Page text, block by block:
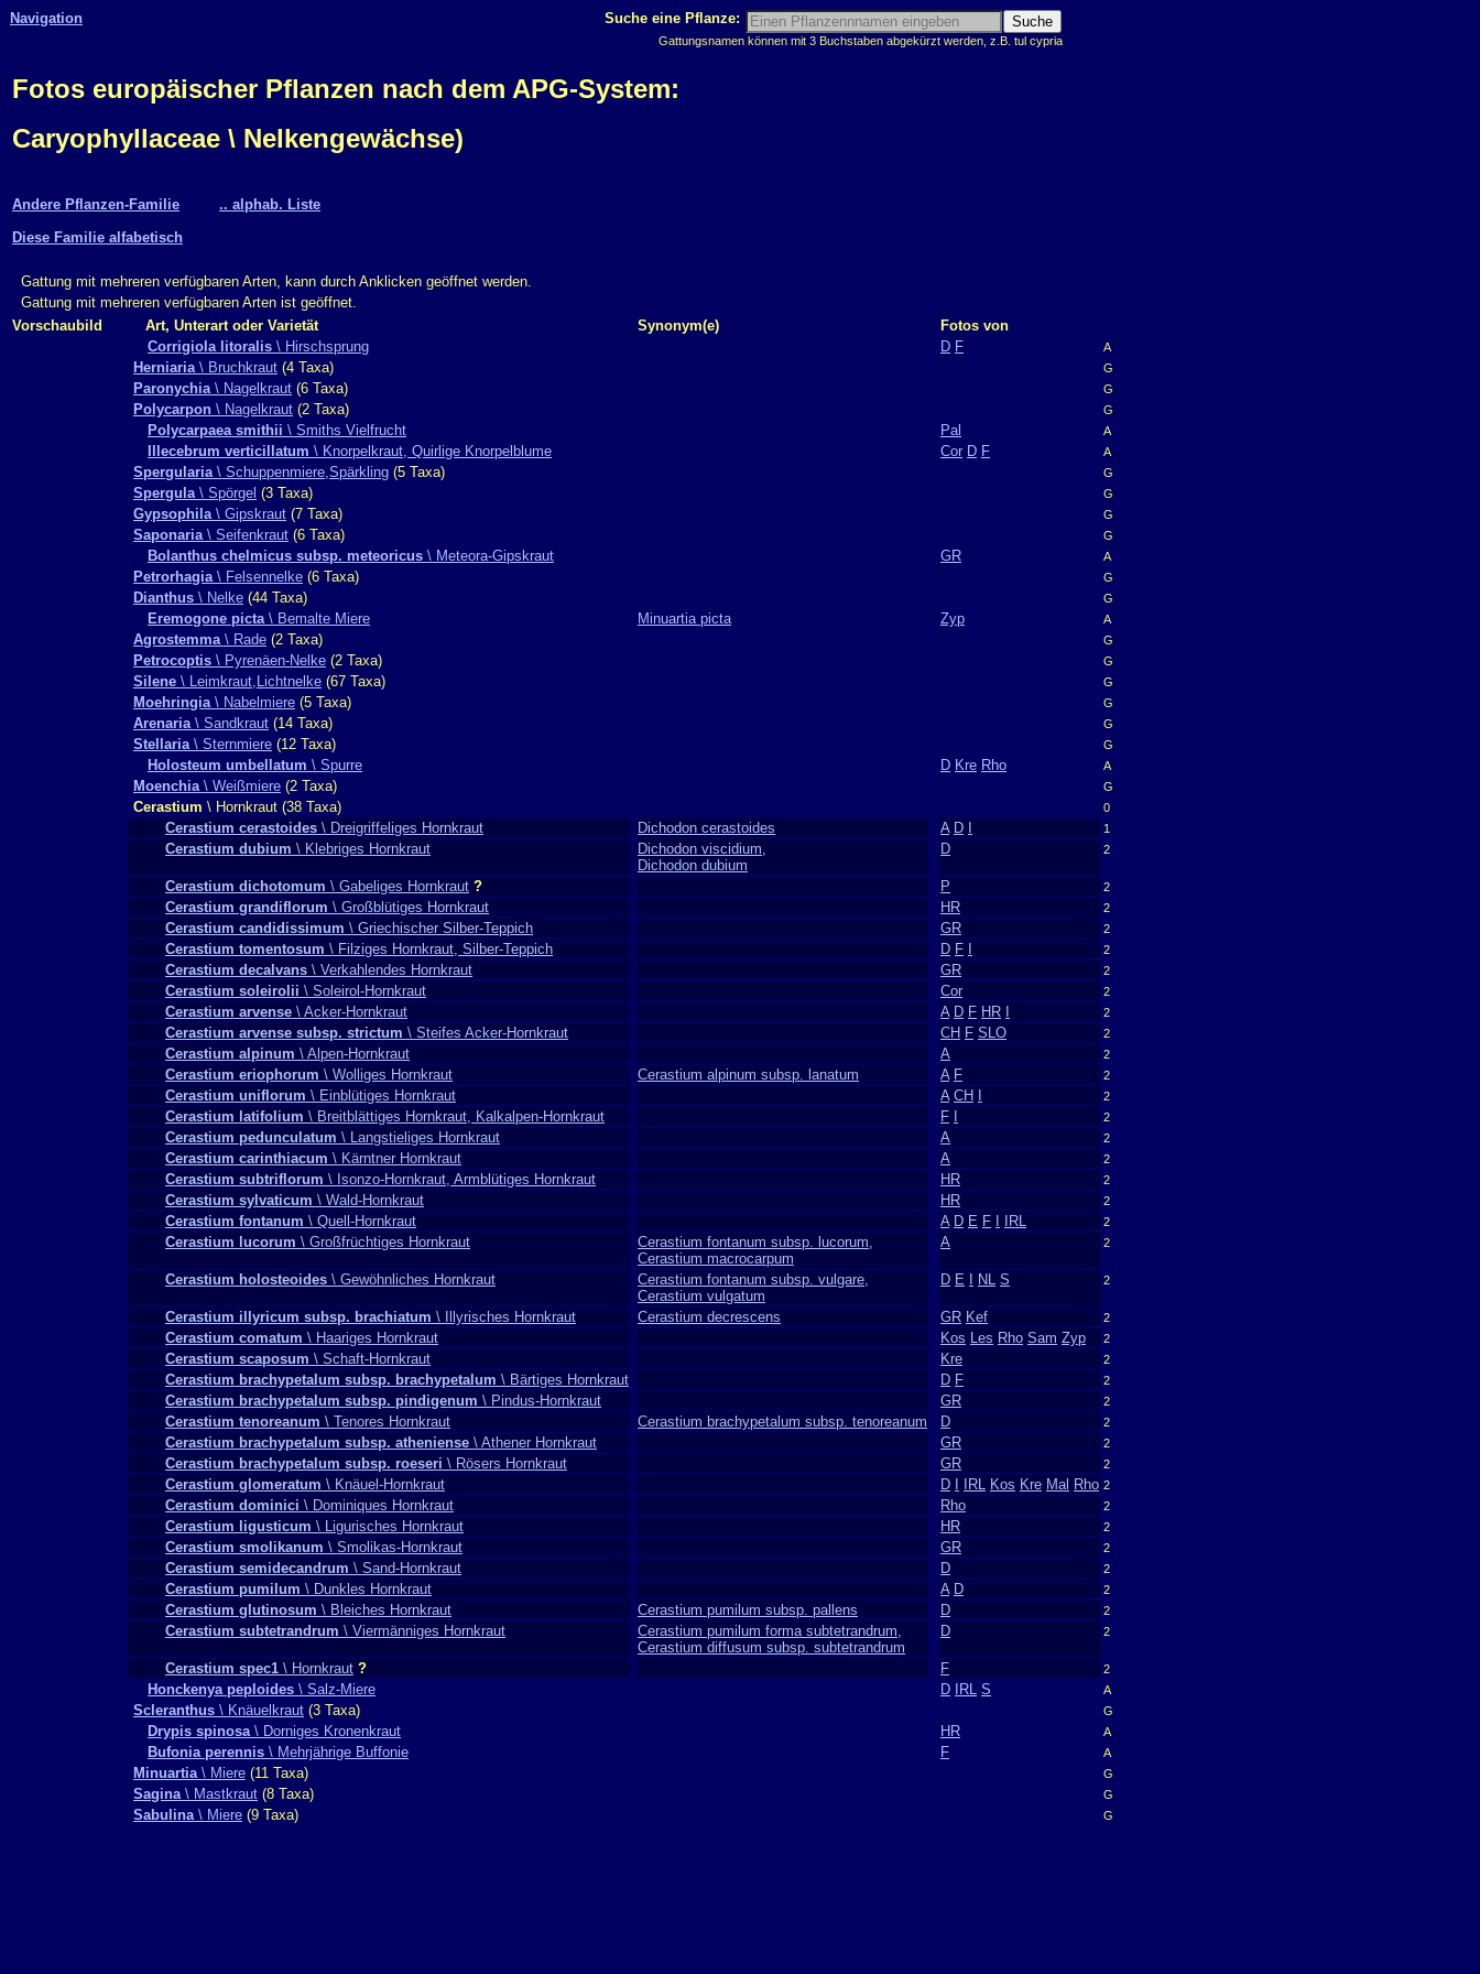
Navigation Suche eine Pflanze:
Gattungsnamen können mit 3 Buchstaben abgekürzt werden, z.B. tul cypria
Fotos europäischer Pflanzen nach dem APG-System:
Caryophyllaceae \ Nelkengewächse)
Andere Pflanzen-Familie
.. alphab. Liste
Diese Familie alfabetisch
Gattung mit mehreren verfügbaren Arten, kann durch Anklicken geöffnet werden.
Gattung mit mehreren verfügbaren Arten ist geöffnet.
Vorschaubild
Art, Unterart oder Varietät Synonym(e)
Fotos von
Corrigiola litoralis \ Hirschsprung D F A
Herniaria\ Bruchkraut (4 Taxa) G
Paronychia\ Nagelkraut (6 Taxa) G
Polycarpon \ Nagelkraut (2 Taxa) G
Polycarpaea smithii \ Smiths Vielfrucht Pal A
Illecebrum verticillatum \ Knorpelkraut, Quirlige Knorpelblume Cor D F A
Spergularia\ Schuppenmiere,Spärkling (5 Taxa) G
Spergula\ Spörgel (3 Taxa) G
Gypsophila\ Gipskraut (7 Taxa) G
Saponaria\ Seifenkraut (6 Taxa) G
Bolanthus chelmicus subsp. meteoricus \ Meteora-Gipskraut GR A
Petrorhagia\ Felsennelke (6 Taxa) G
Dianthus \ Nelke (44 Taxa) G
Eremogone picta\ Bemalte Miere Minuartia picta Zyp A
Agrostemma\ Rade (2 Taxa) G
Petrocoptis \ Pyrenäen-Nelke (2 Taxa) G
Silene \ Leimkraut,Lichtnelke (67 Taxa) G
Moehringia\ Nabelmiere (5 Taxa) G
Arenaria\ Sandkraut (14 Taxa) G
Stellaria\ Sternmiere (12 Taxa) G
Holosteum umbellatum \ Spurre D Kre Rho A
Moenchia\ Weißmiere (2 Taxa) G
Cerastium \ Hornkraut (38 Taxa) 0
Cerastium cerastoides \ Dreigriffeliges Hornkraut Dichodon cerastoides A D 1
Cerastium dubium \ Klebriges Hornkraut
Dichodon viscidium,
Dichodon dubium
D 2
Cerastium dichotomum \ Gabeliges Hornkraut ? P 2
Cerastium grandiflorum \ Großblütiges Hornkraut HR 2
Cerastium candidissimum \ Griechischer Silber-Teppich GR 2
Cerastium tomentosum \ Filziges Hornkraut, Silber-Teppich D F 2
Cerastium decalvans \ Verkahlendes Hornkraut GR 2
Cerastium soleirolii \ Soleirol-Hornkraut Cor 2
Cerastium arvense \ Acker-Hornkraut A D F HR 2
Cerastium arvense subsp. strictum \ Steifes Acker-Hornkraut CH F SLO 2
Cerastium alpinum \ Alpen-Hornkraut A 2
Cerastium eriophorum \ Wolliges Hornkraut Cerastium alpinum subsp. lanatum A F 2
Cerastium uniflorum \ Einblütiges Hornkraut A CH 2
Cerastium latifolium \ Breitblättiges Hornkraut, Kalkalpen-Hornkraut F 2
Cerastium pedunculatum \ Langstieliges Hornkraut A 2
Cerastium carinthiacum \ Kärntner Hornkraut A 2
Cerastium subtriflorum \ Isonzo-Hornkraut, Armblütiges Hornkraut HR 2
Cerastium sylvaticum \ Wald-Hornkraut HR 2
Cerastium fontanum \ Quell-Hornkraut A D E F IRL 2
Cerastium lucorum \ Großfrüchtiges Hornkraut
Cerastium fontanum subsp. lucorum,
Cerastium macrocarpum
A 2
Cerastium holosteoides \ Gewöhnliches Hornkraut
Cerastium fontanum subsp. vulgare,
Cerastium vulgatum
D E NL S 2
Cerastium illyricum subsp. brachiatum \ Illyrisches Hornkraut Cerastium decrescens GR Kef 2
Cerastium comatum \ Haariges Hornkraut Kos Les Rho Sam Zyp 2
Cerastium scaposum \ Schaft-Hornkraut Kre 2
Cerastium brachypetalum subsp. brachypetalum \ Bärtiges Hornkraut D F 2
Cerastium brachypetalum subsp. pindigenum \ Pindus-Hornkraut GR 2
Cerastium tenoreanum \ Tenores Hornkraut Cerastium brachypetalum subsp. tenoreanum D 2
Cerastium brachypetalum subsp. atheniense \ Athener Hornkraut GR 2
Cerastium brachypetalum subsp. roeseri \ Rösers Hornkraut GR 2
Cerastium glomeratum \ Knäuel-Hornkraut D IRL Kos Kre Mal Rho 2
Cerastium dominici \ Dominiques Hornkraut Rho 2
Cerastium ligusticum \ Ligurisches Hornkraut HR 2
Cerastium smolikanum \ Smolikas-Hornkraut GR 2
Cerastium semidecandrum \ Sand-Hornkraut D 2
Cerastium pumilum \ Dunkles Hornkraut A D 2
Cerastium glutinosum \ Bleiches Hornkraut Cerastium pumilum subsp. pallens D 2
Cerastium subtetrandrum \ Viermänniges Hornkraut
Cerastium pumilum forma subtetrandrum,
Cerastium diffusum subsp. subtetrandrum
D 2
Cerastium spec1 \ Hornkraut ? F 2
Honckenya peploides \ Salz-Miere D IRL S A
Scleranthus \ Knäuelkraut (3 Taxa) G
Drypis spinosa\ Dorniges Kronenkraut HR A
Bufonia perennis \ Mehrjährige Buffonie F A
Minuartia\ Miere (11 Taxa) G
Sagina\ Mastkraut (8 Taxa) G
Sabulina\ Miere (9 Taxa) G